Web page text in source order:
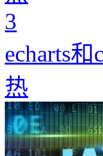
3
echarts
热